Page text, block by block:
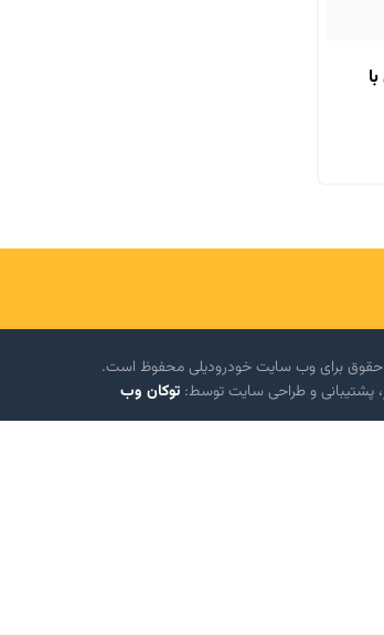
پشتیبانی و طراحی سایت توسط: توکان وب